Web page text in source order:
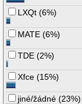
LXQt (6%)
MATE (6%)
TDE (2%)
Xfce (15%)
jiné/žádné (23%)